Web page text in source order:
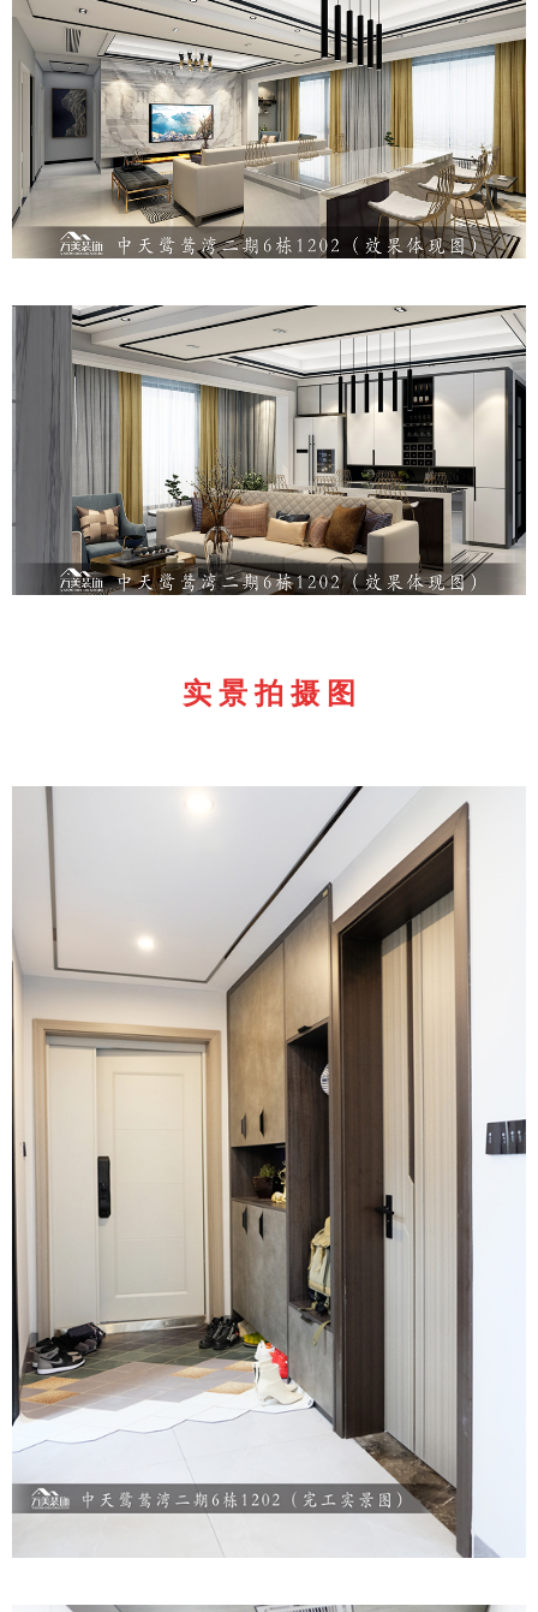
实 景 拍 摄 图